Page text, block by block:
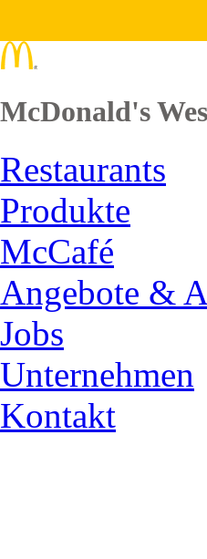
McDonald's
Restaurants
Produkte
McCafé
Angebote &
Jobs
Unternehmen
Kontakt